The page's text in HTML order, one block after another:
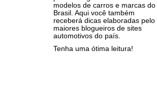
modelos de carros e marcas do
Brasil. Aqui você também
receberá dicas elaboradas pelo
maiores blogueiros de sites
automotivos do país.
Tenha uma ótima leitura!